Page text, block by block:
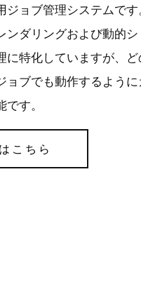
ジョブ管理システムで
ンダリングおよび動的
に特化していますが、
ョブでも動作するよう
す。
こちら